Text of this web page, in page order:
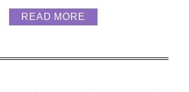
是大小孩都會玩瘋的餐廳呀 ! 如何去
平區同平路127巷16弄1之5號 餐廳交
READ MORE